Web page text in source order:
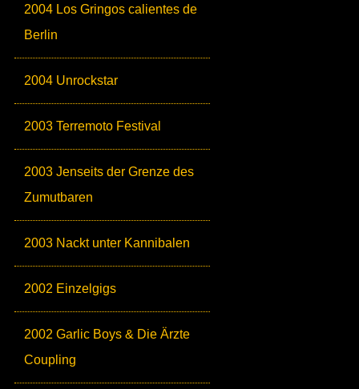
2004 Los Gringos calientes de
Berlin
2004 Unrockstar
2003 Terremoto Festival
2003 Jenseits der Grenze des
Zumutbaren
2003 Nackt unter Kannibalen
2002 Einzelgigs
2002 Garlic Boys & Die Ärzte
Coupling